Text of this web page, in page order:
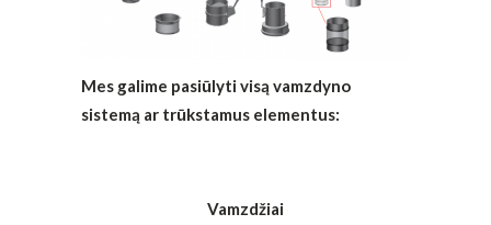
Mes galime pasiūlyti visą vamzdyno
sistemą ar trūkstamus elementus:
Vamzdžiai